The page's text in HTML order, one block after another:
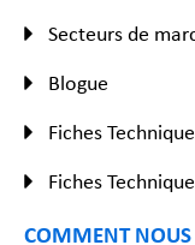
Secteurs de
Blogue
Fiches
Fiches
COMMENT NOUS